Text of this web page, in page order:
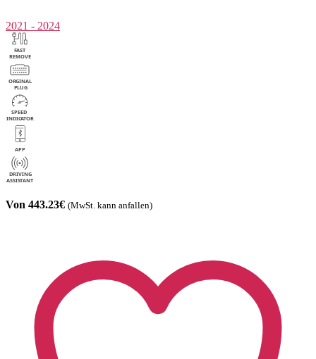
2021 - 2024
Von 443.23€ (MwSt. kann anfallen)